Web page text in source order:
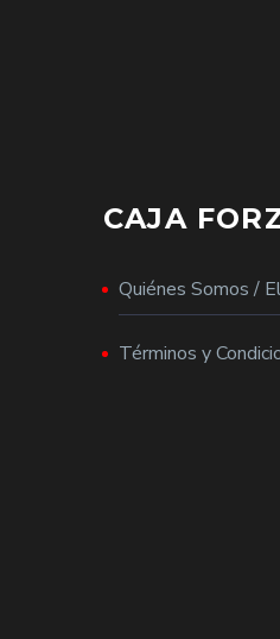
CAJA
Quiénes Somos /
Términos y